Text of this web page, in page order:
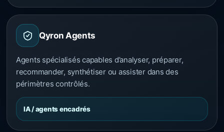
Qyron Agents
Agents spécialisés capables d’analyser, préparer,
recommander, synthétiser ou assister dans des
périmètres contrôlés.
IA / agents encadrés